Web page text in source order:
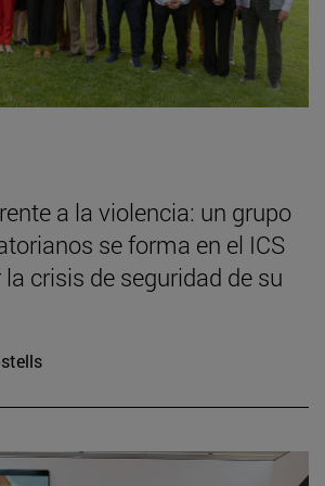
a la violencia: un grupo
se forma en el ICS
crisis de seguridad de su